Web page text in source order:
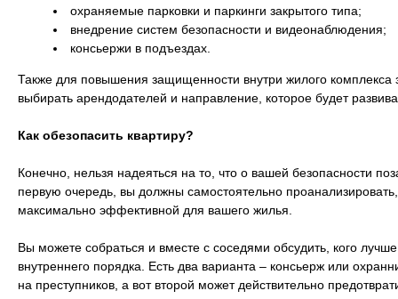
охраняемые парковки и паркинги закрытого типа;
внедрение систем безопасности и видеонаблюдения;
консьержи в подъездах.
Также для повышения защищенности внутри жилого комплекса
выбирать арендодателей и направление, которое будет
Как обезопасить квартиру?
Конечно, нельзя надеяться на то, что о вашей безопасности
первую очередь, вы должны самостоятельно
максимально эффективной для вашего жилья.
Вы можете собраться и вместе с соседями обсудить, кого
внутреннего порядка. Есть два варианта – консьерж или
на преступников, а вот второй может действительно